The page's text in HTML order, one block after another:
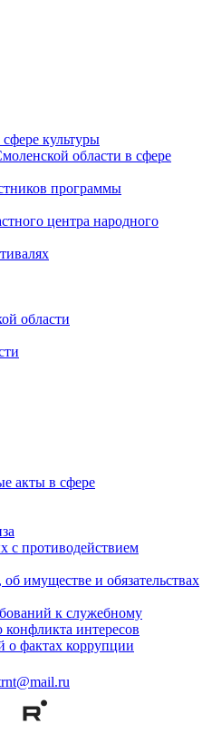
культуры
области в сфере
программы
центра народного
области
акты в сфере
с противодействием
имуществе и обязательствах
к служебному
интересов
о фактах коррупции